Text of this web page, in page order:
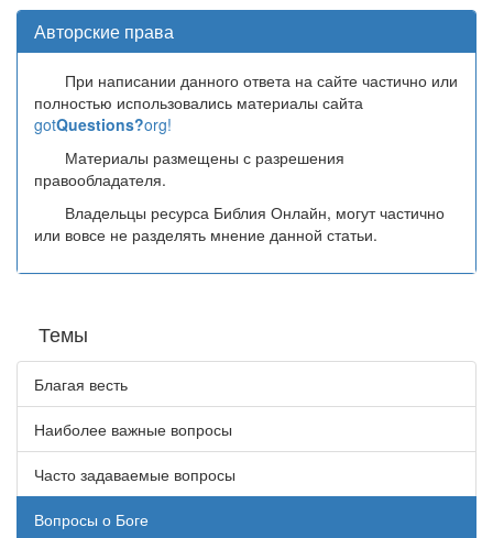
Авторские права
При написании данного ответа на сайте частично или
полностью использовались материалы сайта
gotQuestions?org!
Материалы размещены с разрешения
правообладателя.
Владельцы ресурса Библия Онлайн, могут частично
или вовсе не разделять мнение данной статьи.
Темы
Благая весть
Наиболее важные вопросы
Часто задаваемые вопросы
Вопросы о Боге